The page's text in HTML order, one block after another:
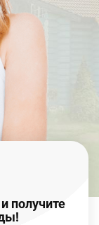
получите